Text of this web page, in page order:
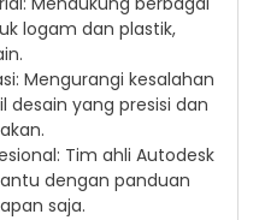
logam dan plastik,
Mengurangi kesalahan
desain yang presisi dan
Tim ahli Autodesk
dengan panduan
saja.